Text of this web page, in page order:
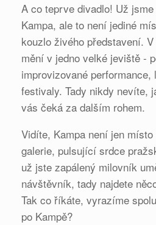
A co teprve divadlo! Už
Kampa, ale to není jediné
kouzlo živého představení.
mění v jedno velké jeviště -
improvizované
festivaly. Tady nikdy nevíte,
vás čeká za dalším rohem.
Vidíte, Kampa není jen
galerie, pulsující srdce
už jste zapálený milovník
návštěvník, tady najdete
Tak co říkáte, vyrazíme
po Kampě?